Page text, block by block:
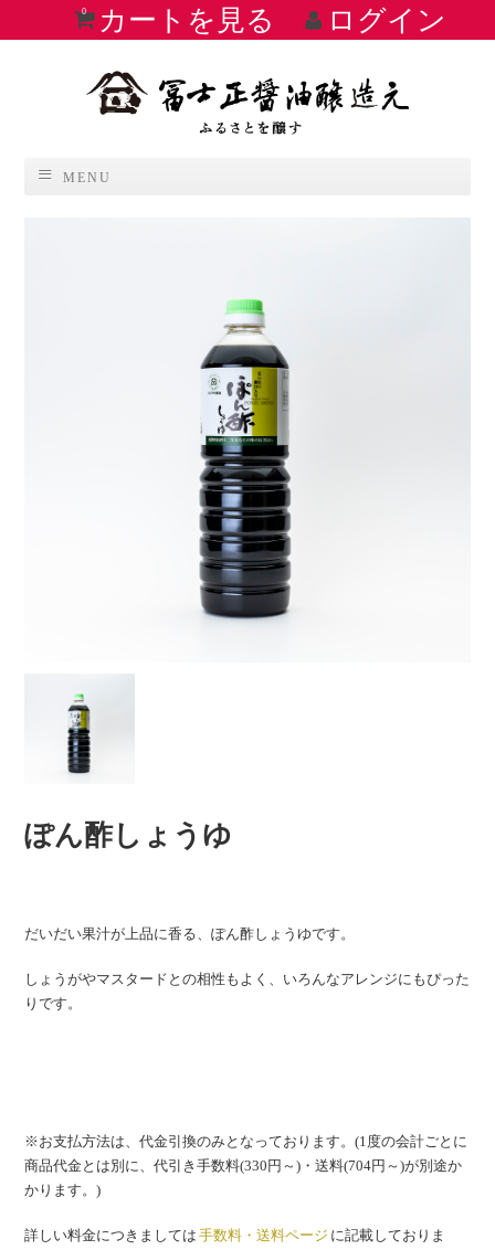
カートを見る
0 ログイン
MENU
ぽん酢しょうゆ
だいだい果汁が上品に香る、ぽん酢しょうゆです。
しょうがやマスタードとの相性もよく、いろんなアレンジにもぴった
りです。
※お支払方法は、代金引換のみとなっております。(1度の会計ごとに
商品代金とは別に、代引き手数料(330円～)・送料(704円～)が別途か
かります。)
詳しい料金につきましては 手数料・送料ページ に記載しておりま